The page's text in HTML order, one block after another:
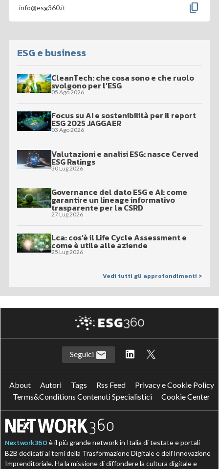
info@esg360.it content_copy
ESG e business
CleanTech: che cosa sono e che ruolo
svolgono per l’ESG
05 Ago 2026
Focus su AI e sostenibilità per il report
ESG 2025 JAGGAER
03 Ago 2026
Valutazioni e analisi ESG: nasce Cerved
ESG Ratings
30 Lug 2026
Governance del dato ESG e AI: come
garantire un lineage informativo
trasparente per la CSRD
27 Lug 2026
Lca: cos’è il Life Cycle Assessment e
come è utile alle aziende
25 Lug 2026
Vedi tutti gli approfondimenti >
Seguici
About Autori Tags Rss Feed
Privacy e Cookie Policy
Terms&Conditions Contenuti Specialistici
Cookie Center
Nextwork360 è il più grande network in Italia di testate e portali
B2B dedicati ai temi della Trasformazione Digitale e dell’Innovazione
Imprenditoriale. Ha la missione di diffondere la cultura digitale e